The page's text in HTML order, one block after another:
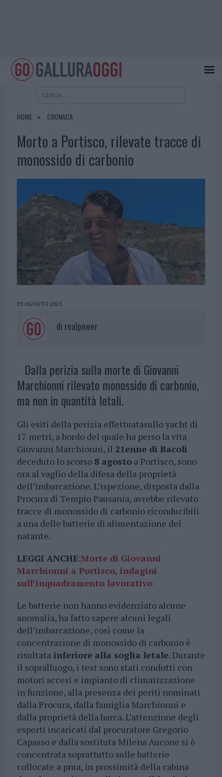
HOME CRONACA
Morto a Portisco, rilevate tracce di
monossido di carbonio
29 AGOSTO 2025
di realpower
Dalla perizia sulla morte di Giovanni
Marchionni rilevato monossido di carbonio,
ma non in quantità letali.
Gli esiti della perizia effettuatasullo yacht di
17 metri, a bordo del quale ha perso la vita
Giovanni Marchionni, il 21enne di Bacoli
deceduto lo scorso 8 agostoa Portisco, sono
ora al vaglio della difesa della proprietà
dell’imbarcazione. L’ispezione, disposta dalla
Procura di Tempio Pausania, avrebbe rilevato
tracce di monossido di carbonio riconducibili
a una delle batterie di alimentazione del
natante.
LEGGI ANCHE:Morte di Giovanni
Marchionni a Portisco, indagini
sull’inquadramento lavorativo
Le batterie non hanno evidenziato alcune
anomalia, ha fatto sapere alcuni legali
dell’imbarcazione, così come la
concentrazione di monossido di carbonio è
risultatainferiore alla soglia letale. Durante
il sopralluogo, i test sono stati condotti con
motori accesi e impianto di climatizzazione
in funzione, alla presenza dei periti nominati
dalla Procura, dalla famiglia Marchionni e
dalla proprietà della barca. L’attenzione degli
esperti incaricati dal procuratore Gregorio
Capasso e dalla sostituta Milena Aucone si è
concentrata soprattutto sulle batterie
collocate a prua, in prossimità della cabina